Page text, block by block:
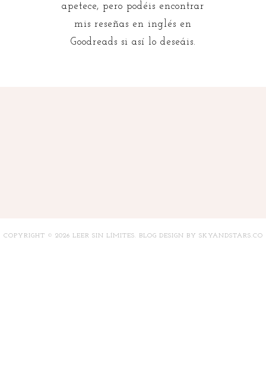
apetece, pero podéis encontrar
mis reseñas en inglés en
Goodreads si así lo deseáis.
COPYRIGHT © 2026 LEER SIN LÍMITES. BLOG DESIGN BY SKYANDSTARS.CO